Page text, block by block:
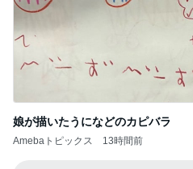
娘が描いたうになどのカピバラ
Amebaトピックス 13時間前